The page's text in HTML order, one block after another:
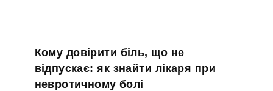
Кому довірити біль, що не
відпускає: як знайти лікаря при
невротичному болі